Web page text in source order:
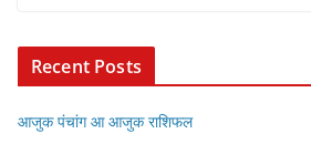
Recent Posts
आजुक पंचांग आ आजुक राशिफल